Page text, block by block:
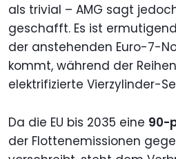
als trivial – AMG sagt
geschafft. Es ist
der anstehenden Euro-7-
kommt, während der
elektrifizierte Vierzylinder-
Da die EU bis 2035 eine 90-
der Flottenemissionen